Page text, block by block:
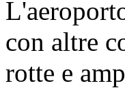
con altre
rotte e